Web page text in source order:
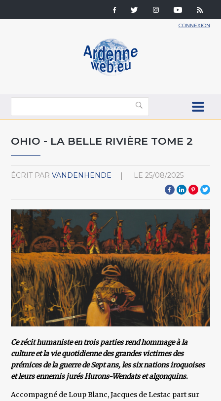
CONNEXION
OHIO - LA BELLE RIVIÈRE TOME 2
ÉCRIT PAR VANDENHENDE LE 25/08/2025
Ce récit humaniste en trois parties rend hommage à la
culture et la vie quotidienne des grandes victimes des
prémices de la guerre de Sept ans, les six nations iroquoises
et leurs ennemis jurés Hurons-Wendats et algonquins.
Accompagné de Loup Blanc, Jacques de Lestac part sur